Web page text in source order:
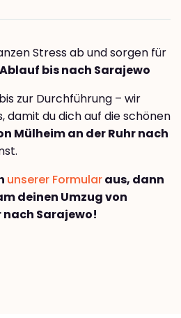
Stress ab und sorgen für
bis nach Sarajewo
zur Durchführung – wir
damit du dich auf die schönen
Mülheim an der Ruhr nach
unserer Formularaus, dann
deinen Umzug von
nach Sarajewo!